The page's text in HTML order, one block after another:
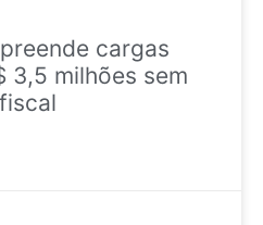
cargas
3,5 milhões sem